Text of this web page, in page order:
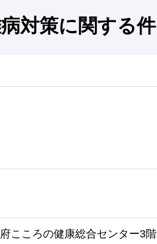
対策に関する件
こころの健康総合センター3階